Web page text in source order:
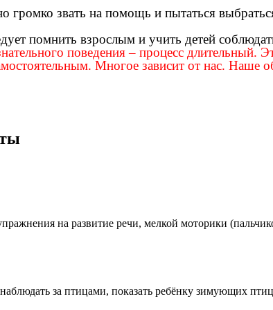
звать на помощь и пытаться
помнить взрослым и учить детей
поведения – процесс длительный.
Многое зависит от нас. Наше
на развитие речи, мелкой моторики
за птицами, показать ребёнку зимующих